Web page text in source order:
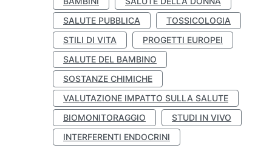
SALUTE PUBBLICA
TOSSICOLOGIA
STILI DI VITA
PROGETTI EUROPEI
SALUTE DEL BAMBINO
SOSTANZE CHIMICHE
VALUTAZIONE IMPATTO SULLA SALUTE
BIOMONITORAGGIO
STUDI IN VIVO
INTERFERENTI ENDOCRINI